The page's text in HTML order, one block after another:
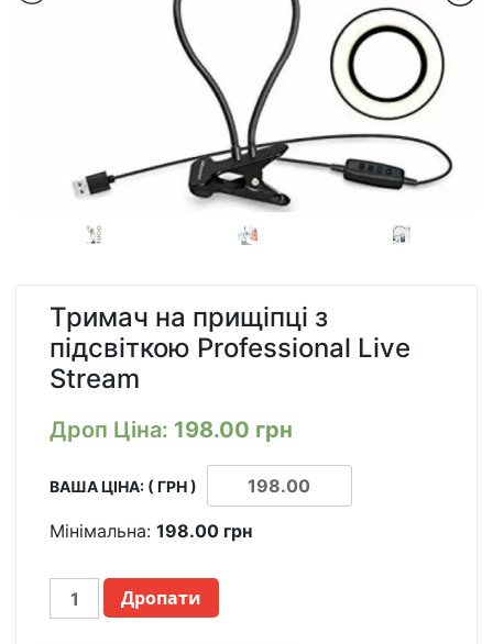
Тримач на прищіпці з
підсвіткою Professional Live
Stream
Дроп Ціна: 198.00 грн
ВАША ЦІНА: ( ГРН )
Мінімальна: 198.00 грн
ДЕРЖАТЕЛЬДропати